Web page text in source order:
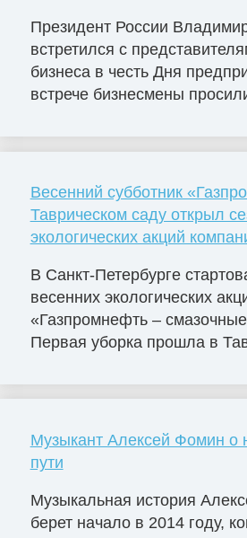
Президент России
встретился с
бизнеса в честь Дня
встрече бизнесмены
Весенний субботник
Таврическом саду открыл
экологических акций
В Санкт-Петербурге
весенних экологических
«Газпромнефть –
Первая уборка прошла в
Музыкант Алексей Фомин о
пути
Музыкальная история
берет начало в 2014 году,